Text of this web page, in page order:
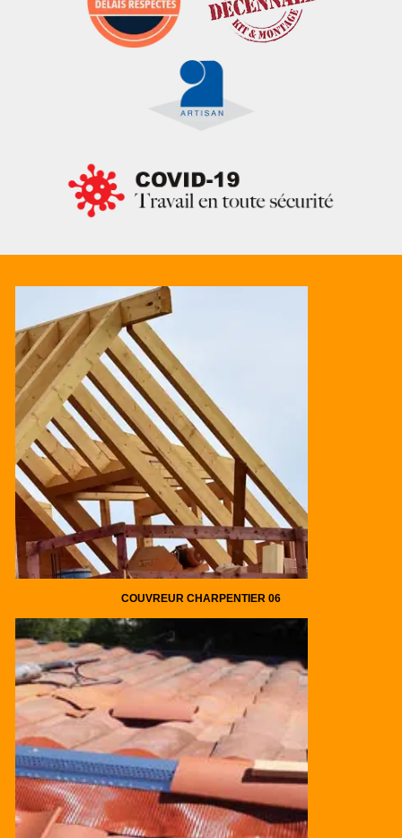
COUVREUR CHARPENTIER 06